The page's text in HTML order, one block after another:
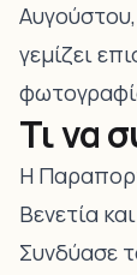
γεμίζει
Τι να
Η
Βενετία
Συνδύασε